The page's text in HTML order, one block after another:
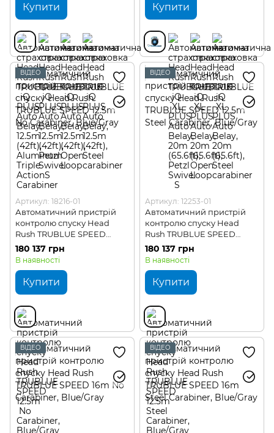
Купити Купити
ВІДЕО
Артикул: 18216-01
Автоматичний пристрій
контролю спуску Head
Rush TRUBLUE SPEED
12.5m No Carabiner
180 137 грн
В наявності
Купити
ВІДЕО
Артикул: 12253-01
Автоматичний пристрій
контролю спуску Head
Rush TRUBLUE SPEED
12.5m Steel Carabiner
180 137 грн
В наявності
Купити
ВІДЕО ВІДЕО